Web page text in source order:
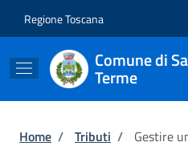
Regione Toscana
Comune di
Terme
Briciole di pane
Home / Tributi / Gestire